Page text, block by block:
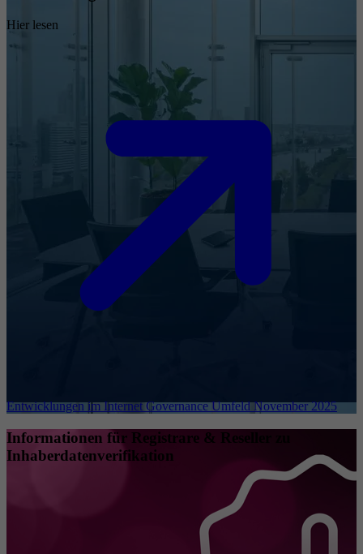
Hier lesen
Entwicklungen im Internet Governance Umfeld November 2025
Informationen für Registrare & Reseller zu
Inhaberdatenverifikation